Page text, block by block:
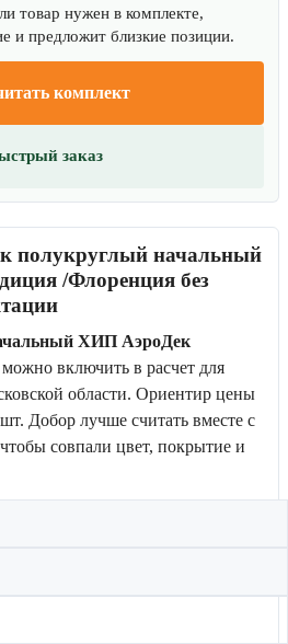
товар нужен в комплекте,
и предложит близкие позиции.
комплект
заказ
полукруглый начальный
/Флоренция без
ХИП АэроДек
можно включить в расчет для
области. Ориентир цены
Добор лучше считать вместе с
совпали цвет, покрытие и